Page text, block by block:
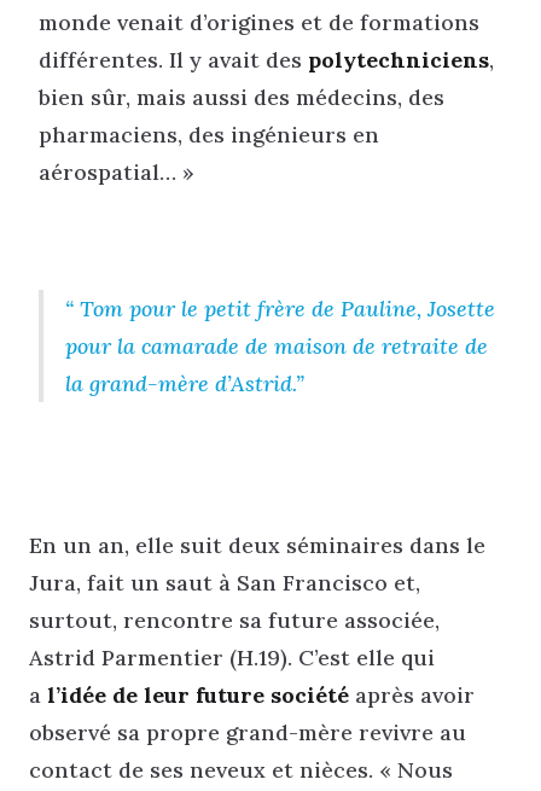
monde venait d’origines et de formations
différentes. Il y avait des polytechniciens,
bien sûr, mais aussi des médecins, des
pharmaciens, des ingénieurs en
aérospatial… »
Tom pour le petit frère de Pauline, Josette
pour la camarade de maison de retraite de
la grand-mère d’Astrid.
En un an, elle suit deux séminaires dans le
Jura, fait un saut à San Francisco et,
surtout, rencontre sa future associée,
Astrid Parmentier (H.19). C’est elle qui
a l’idée de leur future société après avoir
observé sa propre grand-mère revivre au
contact de ses neveux et nièces. « Nous